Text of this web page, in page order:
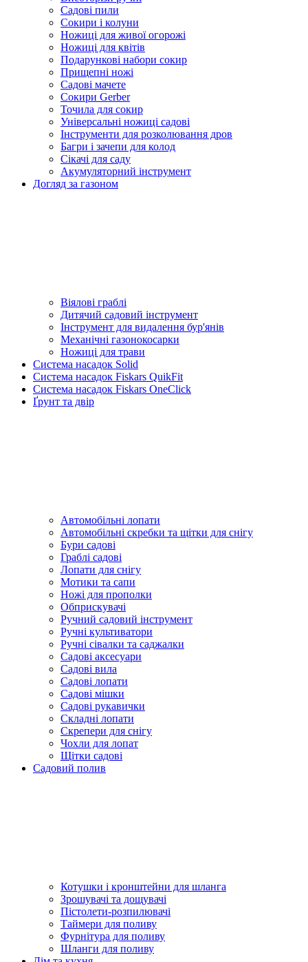
Садові пили
Сокири і колуни
Ножиці для живої огорожі
Ножиці для квітів
Подарункові набори сокир
Прищепні ножі
Садові мачете
Сокири Gerber
Точила для сокир
Універсальні ножиці садові
Інструменти для розколювання дров
Багри і зачепи для колод
Сікачі для саду
Акумуляторний інструмент
Догляд за газоном
Віялові граблі
Дитячий садовий інструмент
Інструмент для видалення бур'янів
Механічні газонокосарки
Ножиці для трави
Система насадок Solid
Система насадок Fiskars QuikFit
Система насадок Fiskars OneClick
Ґрунт та двір
Автомобільні лопати
Автомобільні скребки та щітки для снігу
Бури садові
Граблі садові
Лопати для снігу
Мотики та сапи
Ножі для прополки
Обприскувачі
Ручний садовий інструмент
Ручні культиватори
Ручні сівалки та саджалки
Садові аксесуари
Садові вила
Садові лопати
Садові мішки
Садові рукавички
Складні лопати
Скрепери для снігу
Чохли для лопат
Щітки садові
Садовий полив
Котушки і кронштейни для шланга
Зрошувачі та дощувачі
Пістолети-розпилювачі
Таймери для поливу
Фурнітура для поливу
Шланги для поливу